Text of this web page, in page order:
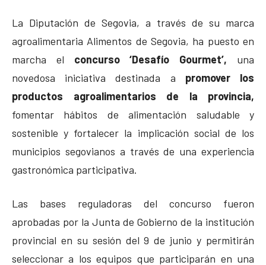
La Diputación de Segovia, a través de su marca
agroalimentaria Alimentos de Segovia, ha puesto en
marcha el concurso ‘Desafío Gourmet’, una
novedosa iniciativa destinada a promover los
productos agroalimentarios de la provincia,
fomentar hábitos de alimentación saludable y
sostenible y fortalecer la implicación social de los
municipios segovianos a través de una experiencia
gastronómica participativa.
Las bases reguladoras del concurso fueron
aprobadas por la Junta de Gobierno de la institución
provincial en su sesión del 9 de junio y permitirán
seleccionar a los equipos que participarán en una